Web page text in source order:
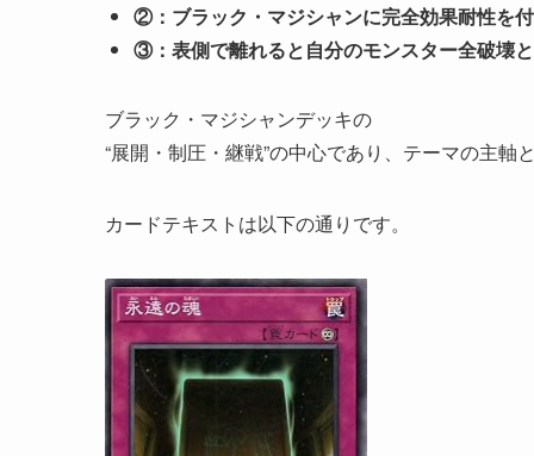
②：ブラック・マジシャンに完全効果耐性を
③：表側で離れると自分のモンスター全破壊
ブラック・マジシャンデッキの
“展開・制圧・継戦”の中心であり、テーマの主軸
カードテキストは以下の通りです。